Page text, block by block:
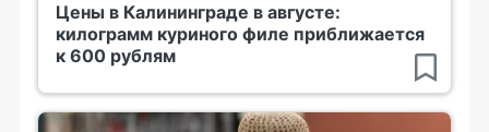
Цены в Калининграде в августе:
килограмм куриного филе приближается
к 600 рублям